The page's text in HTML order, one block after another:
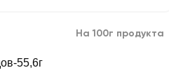
На 100г продукта
55,6г